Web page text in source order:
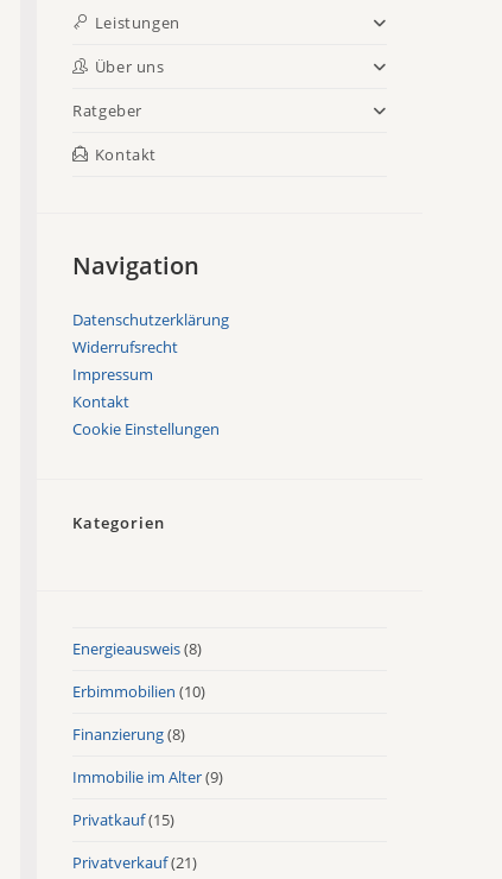
Leistungen
Über uns
Ratgeber
Kontakt
Navigation
Datenschutzerklärung
Widerrufsrecht
Impressum
Kontakt
Cookie Einstellungen
Kategorien
Energieausweis(8)
Erbimmobilien (10)
Finanzierung(8)
Immobilie im Alter(9)
Privatkauf(15)
Privatverkauf(21)